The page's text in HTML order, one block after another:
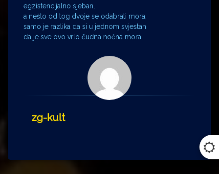
egzistencijalno sjeban,
a nešto od tog dvoje se odabrati mora,
samo je razlika da si u jednom svjestan
da je sve ovo vrlo čudna noćna mora.
zg-kult